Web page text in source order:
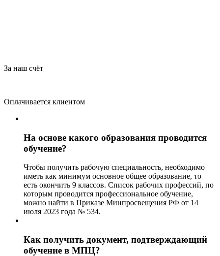
За наш счёт
Оплачивается клиентом
На основе какого образования проводится
обучение?
Чтобы получить рабочую специальность, необходимо
иметь как минимум основное общее образование, то
есть окончить 9 классов. Список рабочих профессий, по
которым проводится профессиональное обучение,
можно найти в Приказе Минпросвещения РФ от 14
июля 2023 года № 534.
Как получить документ, подтверждающий
обучение в МПЦ?